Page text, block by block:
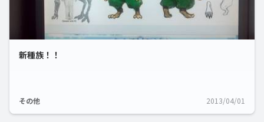
新種族！！
その他 2013/04/01